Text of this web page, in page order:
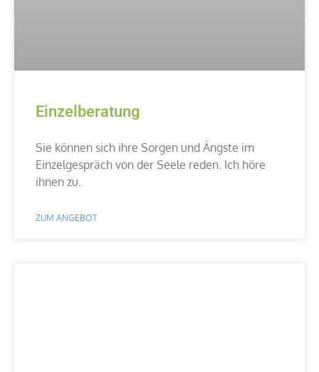
Einzelberatung
Sie können sich ihre Sorgen und Ängste im
Einzelgespräch von der Seele reden. Ich höre
ihnen zu.
ZUM ANGEBOT